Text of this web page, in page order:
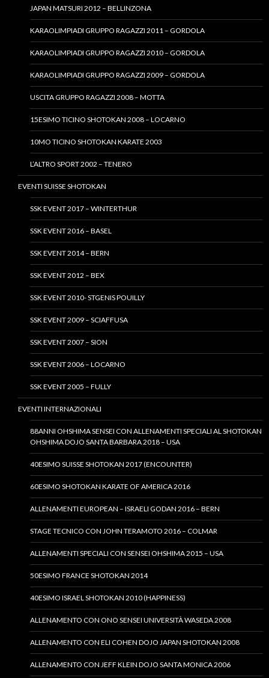
JAPAN MATSURI 2012 – BELLINZONA
KARAOLIMPIADI GRUPPO RAGAZZI 2011 – GORDOLA
KARAOLIMPIADI GRUPPO RAGAZZI 2010 – GORDOLA
KARAOLIMPIADI GRUPPO RAGAZZI 2009 – GORDOLA
USCITA GRUPPO RAGAZZI 2008 – MOTTA
15ESIMO TICINO SHOTOKAN 2008 – LOCARNO
10MO TICINO SHOTOKAN KARATE 2003
L’ALTRO SPORT 2002 – TENERO
EVENTI SUISSE SHOTOKAN
SSK EVENT 2017 – WINTERTHUR
SSK EVENT 2016 – BASEL
SSK EVENT 2014 – BERN
SSK EVENT 2012 – BEX
SSK EVENT 2010- STGENIS POUILLY
SSK EVENT 2009 – SCIAFFUSA
SSK EVENT 2007 – SION
SSK EVENT 2006 – LOCARNO
SSK EVENT 2005 – FULLY
EVENTI INTERNAZIONALI
88ANNI OHSHIMA SENSEI CON ALLENAMENTI SPECIALI AL SHOTOKAN
OHSHIMA DOJO SANTA BARBARA 2018 – USA
40ESIMO SUISSE SHOTOKAN 2017 (ENCOUNTER)
60ESIMO SHOTOKAN KARATE OF AMERICA 2016
ALLENAMENTI EUROPEAN – ISRAELI GODAN 2016 – BERN
STAGE TECNICO CON JOHN TERAMOTO 2016 – COLMAR
ALLENAMENTI SPECIALI CON SENSEI OHSHIMA 2015 – USA
50ESIMO FRANCE SHOTOKAN 2014
40ESIMO ISRAEL SHOTOKAN 2010 (HAPPINESS)
ALLENAMENTO CON ONO SENSEI UNIVERSITÀ WASEDA 2008
ALLENAMENTO CON ELI COHEN DOJO JAPAN SHOTOKAN 2008
ALLENAMENTO CON JEFF KLEIN DOJO SANTA MONICA 2006